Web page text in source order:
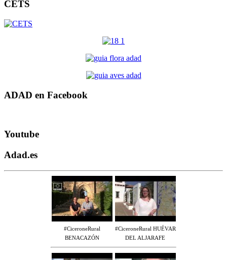
CETS
ADAD en Facebook
Youtube
Adad.es
#CiceroneRural
BENACAZÓN
#CiceroneRural HUÉVAR
DEL ALJARAFE